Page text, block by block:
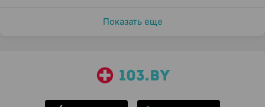
Показать еще